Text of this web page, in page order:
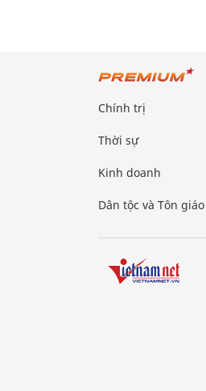
Chính trị
Thời sự
Kinh doanh
Dân tộc và Tôn giáo